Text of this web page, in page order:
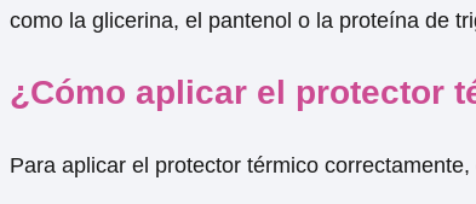
como la glicerina, el pantenol o la proteína de
¿Cómo aplicar el protector
Para aplicar el protector térmico